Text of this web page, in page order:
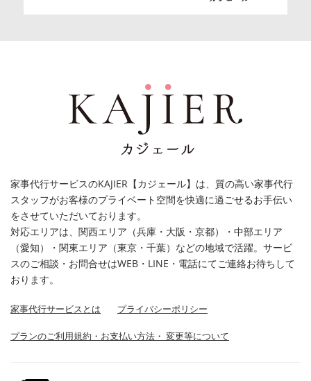
家事代行サービスのKAJIER【カジェール】は、質の高い家事代行
スタッフがお客様のプライベート空間を快適に過ごせるお手伝い
をさせていただいております。
対応エリアは、関西エリア（兵庫・大阪・京都）・中部エリア
（愛知）・関東エリア（東京・千葉）などの地域で活躍。サービ
スのご相談・お問合せはWEB・LINE・電話にてご連絡お待ちして
おります。
家事代行サービスとは プライバシーポリシー
プランのご利用規約・お支払い方法・ 変更等について